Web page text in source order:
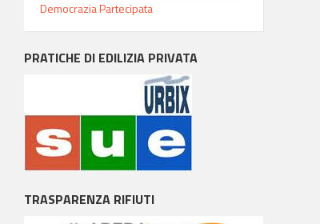
Democrazia Partecipata
PRATICHE DI EDILIZIA PRIVATA
TRASPARENZA RIFIUTI